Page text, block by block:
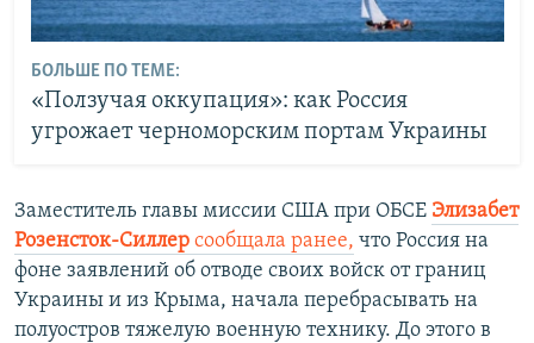
БОЛЬШЕ ПО ТЕМЕ:
«Ползучая оккупация»: как Россия
угрожает черноморским портам Украины
Заместитель главы миссии США при ОБСЕ Элизабет
Розенсток-Силлер сообщала ранее, что Россия на
фоне заявлений об отводе своих войск от границ
Украины и из Крыма, начала перебрасывать на
полуостров тяжелую военную технику. До этого в